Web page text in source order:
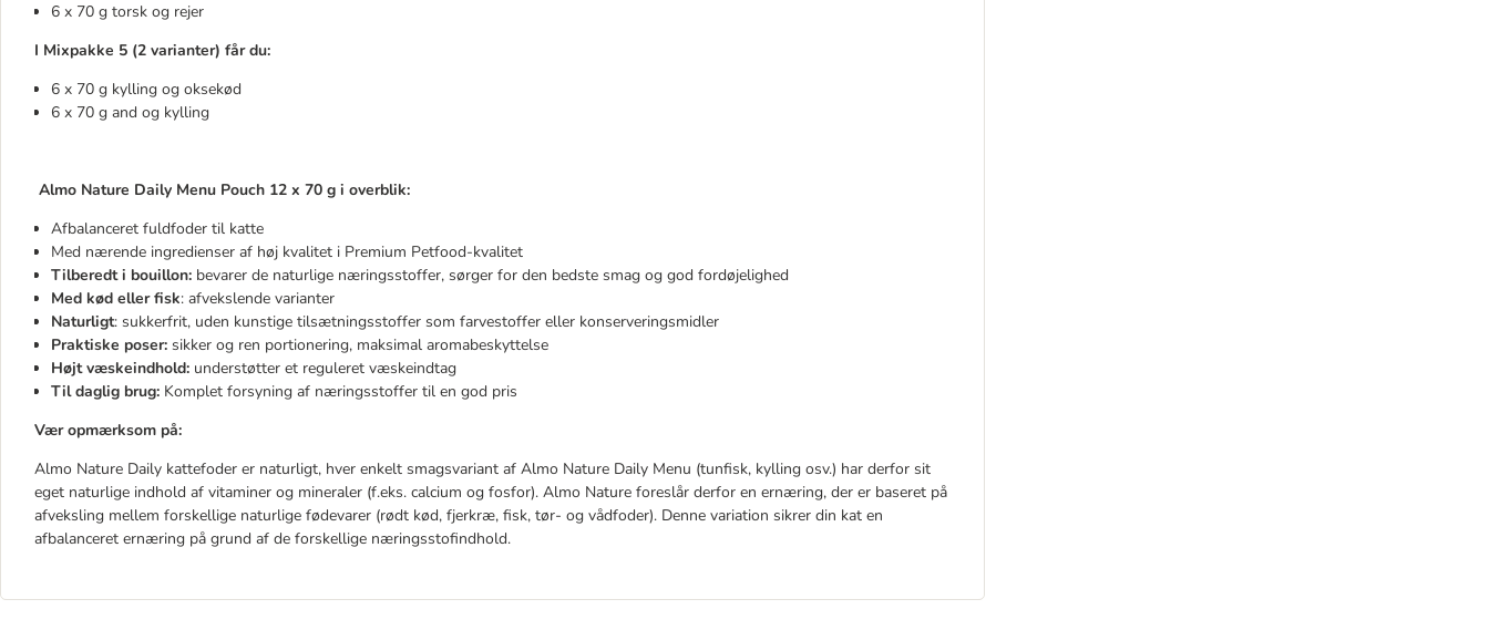
6 x 70 g torsk og rejer
I Mixpakke 5 (2 varianter) får du:
6 x 70 g kylling og oksekød
6 x 70 g and og kylling
Almo Nature Daily Menu Pouch 12 x 70 g i overblik:
Afbalanceret fuldfoder til katte
Med nærende ingredienser af høj kvalitet i Premium Petfood-kvalitet
Tilberedt i bouillon: bevarer de naturlige næringsstoffer, sørger for den bedste smag og god fordøjelighed
Med kød eller fisk: afvekslende varianter
Naturligt: sukkerfrit, uden kunstige tilsætningsstoffer som farvestoffer eller konserveringsmidler
Praktiske poser: sikker og ren portionering, maksimal aromabeskyttelse
Højt væskeindhold: understøtter et reguleret væskeindtag
Til daglig brug: Komplet forsyning af næringsstoffer til en god pris
Vær opmærksom på:
Almo Nature Daily kattefoder er naturligt, hver enkelt smagsvariant af Almo Nature Daily Menu (tunfisk, kylling osv.) har derfor sit
eget naturlige indhold af vitaminer og mineraler (f.eks. calcium og fosfor). Almo Nature foreslår derfor en ernæring, der er baseret på
afveksling mellem forskellige naturlige fødevarer (rødt kød, fjerkræ, fisk, tør- og vådfoder). Denne variation sikrer din kat en
afbalanceret ernæring på grund af de forskellige næringsstofindhold.